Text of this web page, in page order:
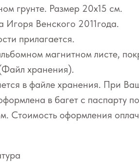
грунте. Размер 20х15 см.
Игоря Венского 2011года.
прилагается.
магнитном листе,
хранения).
в файле хранения. При
в багет с паспарту
Стоимость оформления